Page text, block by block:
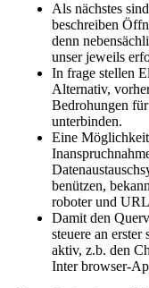
​Als nächstes
beschreiben
denn
unser jeweils
In frage stellen
Alternativ,
Bedrohungen
unterbinden.
Eine
benützen,
roboter und
Damit den
steuere an erster
aktiv, z.b. den
Inter browser-